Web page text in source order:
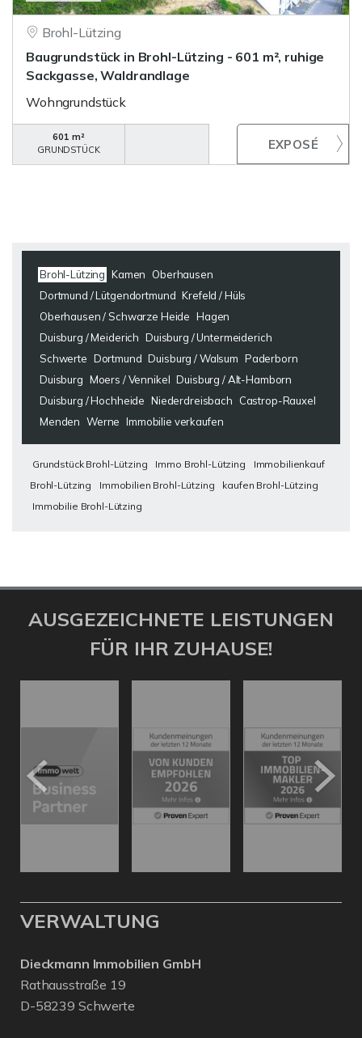
Brohl-Lützing
Baugrundstück in Brohl-Lützing - 601 m², ruhige
Sackgasse, Waldrandlage
Wohngrundstück
601 m²
GRUNDSTÜCK
Brohl-Lützing Kamen
Oberhausen
Dortmund / Lütgendortmund Krefeld / Hüls
Oberhausen / Schwarze Heide Hagen
Duisburg / Meiderich Duisburg / Untermeiderich
Schwerte Dortmund Duisburg / Walsum Paderborn
Duisburg Moers / Vennikel Duisburg / Alt-Hamborn
Duisburg / Hochheide Niederdreisbach
Castrop-Rauxel
Menden Werne Immobilie verkaufen
Grundstück Brohl-Lützing Immo Brohl-Lützing
Immobilienkauf
Brohl-Lützing
Immobilien Brohl-Lützing
kaufen Brohl-Lützing
Immobilie Brohl-Lützing
AUSGEZEICHNETE LEISTUNGEN
FÜR IHR ZUHAUSE!
VERWALTUNG
Dieckmann Immobilien GmbH
Rathausstraße 19
D-58239 Schwerte